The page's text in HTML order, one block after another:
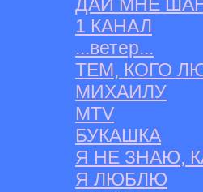
1 КАНАЛ
...ветер...
ТЕМ, КОГО
МИХАИЛУ
MTV
БУКАШКА
Я НЕ ЗНАЮ,
Я ЛЮБЛЮ